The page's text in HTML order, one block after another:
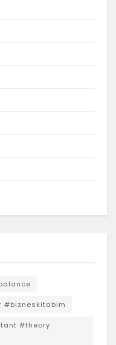
#bizneskitabim
#theory